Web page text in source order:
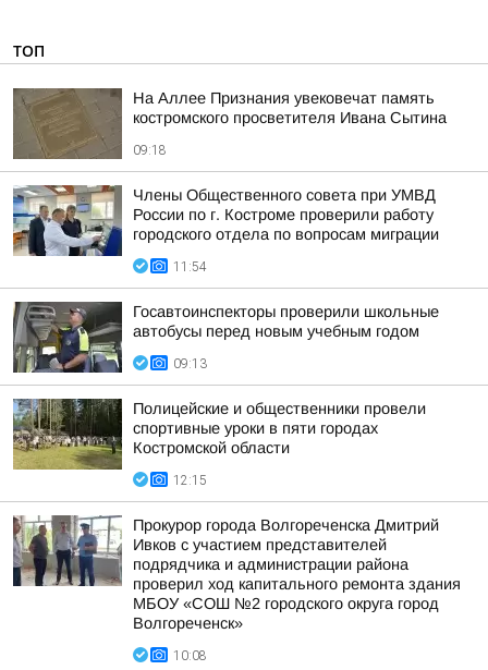
ТОП
На Аллее Признания увековечат память
костромского просветителя Ивана Сытина
09:18
Члены Общественного совета при УМВД
России по г. Костроме проверили работу
городского отдела по вопросам миграции
11:54
Госавтоинспекторы проверили школьные
автобусы перед новым учебным годом
09:13
Полицейские и общественники провели
спортивные уроки в пяти городах
Костромской области
12:15
Прокурор города Волгореченска Дмитрий
Ивков с участием представителей
подрядчика и администрации района
проверил ход капитального ремонта здания
МБОУ «СОШ №2 городского округа город
Волгореченск»
10:08